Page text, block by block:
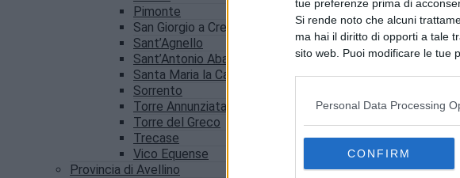
tue preferenze prima di
Si rende noto che alcuni
ma hai il diritto di opporti a tale
sito web. Puoi modificare le tue
Personal Data Processing
CONFIRM
Pimonte
San Giorgio a Cremano
Sant’Agnello
Sant’Antonio Abate
Santa Maria la Carità
Sorrento
Torre Annunziata
Torre del Greco
Trecase
Vico Equense
Provincia di Avellino